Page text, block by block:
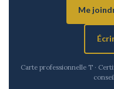
Me
Carte professionnelle T ·